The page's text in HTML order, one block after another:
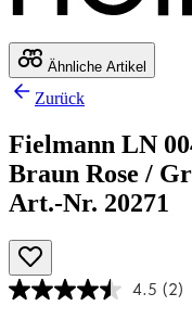
Ähnliche Artikel
Zurück
Fielmann LN
Braun Rose /
Art.-Nr. 20271
4.5 (2)